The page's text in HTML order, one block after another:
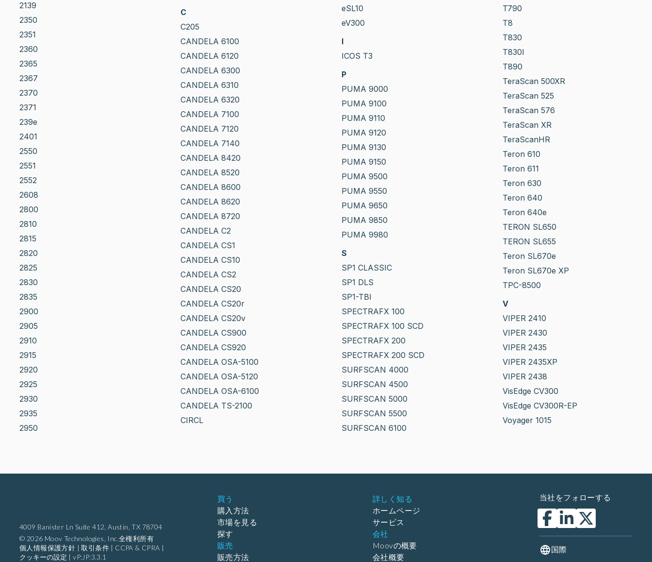
2139
2350
2351
2360
2365
2367
2370
2371
239e
2401
2550
2551
2552
2608
2800
2810
2815
2820
2825
2830
2835
2900
2905
2910
2915
2920
2925
2930
2935
2950
C
C205
CANDELA 6100
CANDELA 6120
CANDELA 6300
CANDELA 6310
CANDELA 6320
CANDELA 7100
CANDELA 7120
CANDELA 7140
CANDELA 8420
CANDELA 8520
CANDELA 8600
CANDELA 8620
CANDELA 8720
CANDELA C2
CANDELA CS1
CANDELA CS10
CANDELA CS2
CANDELA CS20
CANDELA CS20r
CANDELA CS20v
CANDELA CS900
CANDELA CS920
CANDELA OSA-5100
CANDELA OSA-5120
CANDELA OSA-6100
CANDELA TS-2100
CIRCL
eSL10
eV300
I
ICOS T3
P
PUMA 9000
PUMA 9100
PUMA 9110
PUMA 9120
PUMA 9130
PUMA 9150
PUMA 9500
PUMA 9550
PUMA 9650
PUMA 9850
PUMA 9980
S
SP1 CLASSIC
SP1 DLS
SP1-TBI
SPECTRAFX 100
SPECTRAFX 100 SCD
SPECTRAFX 200
SPECTRAFX 200 SCD
SURFSCAN 4000
SURFSCAN 4500
SURFSCAN 5000
SURFSCAN 5500
SURFSCAN 6100
T790
T8
T830
T830I
T890
TeraScan 500XR
TeraScan 525
TeraScan 576
TeraScan XR
TeraScanHR
Teron 610
Teron 611
Teron 630
Teron 640
Teron 640e
TERON SL650
TERON SL655
Teron SL670e
Teron SL670e XP
TPC-8500
V
VIPER 2410
VIPER 2430
VIPER 2435
VIPER 2435XP
VIPER 2438
VisEdge CV300
VisEdge CV300R-EP
Voyager 1015
4009 Banister Ln Suite 412, Austin, TX 78704
© 2026 Moov Technologies, Inc.全権利所有
個人情報保護方針 |取引条件 | CCPA & CPRA |
クッキーの設定 |vP:JP:3.3.1
買う
購入方法
市場を見る
探す
販売
販売方法
詳しく知る
ホームページ
サービス
会社
Moovの概要
会社概要
当社をフォローする
国際